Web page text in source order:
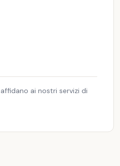
ai nostri servizi di